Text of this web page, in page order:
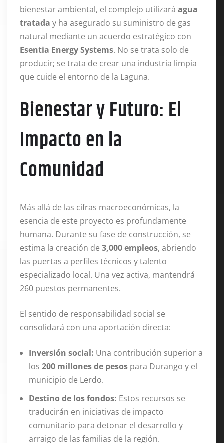
bienestar ambiental, el complejo utilizará agua
tratada y ha asegurado su suministro de gas
natural mediante un acuerdo estratégico con
Esentia Energy Systems. No se trata solo de
producir; se trata de crear una industria limpia
que cuide el entorno de la Laguna.
Bienestar y Futuro: El
Impacto en la
Comunidad
Más allá de las cifras macroeconómicas, la
esencia de este proyecto es profundamente
humana. Durante su fase de construcción, se
estima la creación de 3,000 empleos, abriendo
las puertas a perfiles técnicos y talento
especializado local. Una vez activa, mantendrá
260 puestos permanentes.
El sentido de responsabilidad social se
consolidará con una aportación directa:
Inversión social: Una contribución superior a
los 200 millones de pesos para Durango y el
municipio de Lerdo.
Destino de los fondos: Estos recursos se
traducirán en iniciativas de impacto
comunitario para detonar el desarrollo y
arraigo de las familias de la región.